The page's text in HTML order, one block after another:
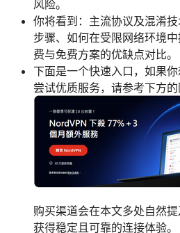
风险。
你将看到：主流协议及混淆
步骤、如何在受限网络环境
费与免费方案的优缺点对比。
下面是一个快速入口，如果
尝试优质服务，请参考下方的
购买渠道会在本文多处自然
获得稳定且可靠的连接体验。